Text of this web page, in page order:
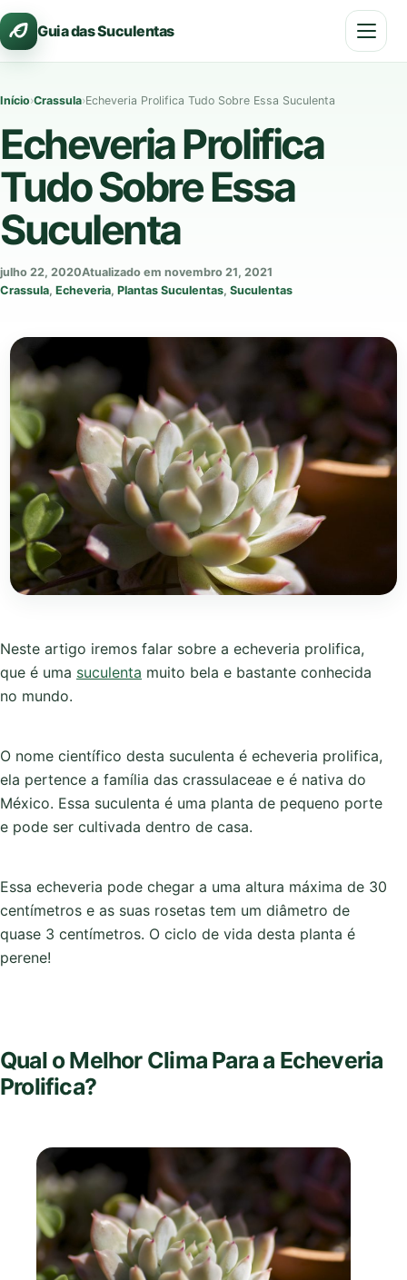
Pular
para
o
Guia das Suculentas
Início›Crassula›Echeveria Prolifica Tudo Sobre Essa Suculenta
Echeveria Prolifica
Tudo Sobre Essa
Suculenta
julho 22, 2020Atualizado em novembro 21, 2021
Crassula, Echeveria, Plantas Suculentas, Suculentas
Neste artigo iremos falar sobre a echeveria prolifica,
que é uma suculenta muito bela e bastante conhecida
no mundo.
O nome científico desta suculenta é echeveria prolifica,
ela pertence a família das crassulaceae e é nativa do
México. Essa suculenta é uma planta de pequeno porte
e pode ser cultivada dentro de casa.
Essa echeveria pode chegar a uma altura máxima de 30
centímetros e as suas rosetas tem um diâmetro de
quase 3 centímetros. O ciclo de vida desta planta é
perene!
Qual o Melhor Clima Para a Echeveria
Prolifica?